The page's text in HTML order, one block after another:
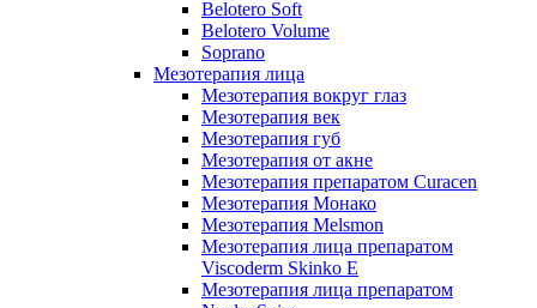
Belotero Soft
Belotero Volume
Soprano
Мезотерапия лица
Мезотерапия вокруг глаз
Мезотерапия век
Мезотерапия губ
Мезотерапия от акне
Мезотерапия препаратом Curacen
Мезотерапия Монако
Мезотерапия Melsmon
Мезотерапия лица препаратом
Viscoderm Skinko E
Мезотерапия лица препаратом